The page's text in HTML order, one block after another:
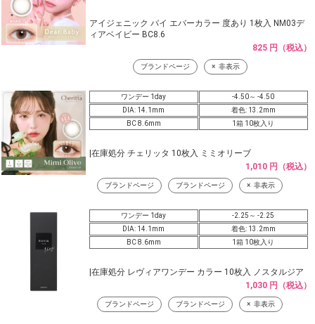
アイジェニック バイ エバーカラー 度あり 1枚入 NM03デ
ィアベイビー BC8.6
825 円（税込）
ブランドページ 非表示
ワンデー 1day
-4.50～ -4.50
DIA: 14.1mm
着色: 13.2mm
BC 8.6mm
1箱 10枚入り
|在庫処分 チェリッタ 10枚入 ミミオリーブ
1,010 円（税込）
ブランドページ ブランドページ 非表示
ワンデー 1day
-2.25～ -2.25
DIA: 14.1mm
着色: 13.2mm
BC 8.6mm
1箱 10枚入り
|在庫処分 レヴィアワンデー カラー 10枚入 ノスタルジア
1,030 円（税込）
ブランドページ ブランドページ 非表示